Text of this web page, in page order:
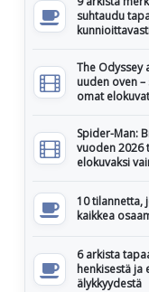
suhtaudu
The Odyssey
uuden oven
omat elokuvat
Spider-Man:
vuoden 2026
elokuvaksi
10 tilannetta,
kaikkea
6 arkista
henkisestä ja
älykkyydestä